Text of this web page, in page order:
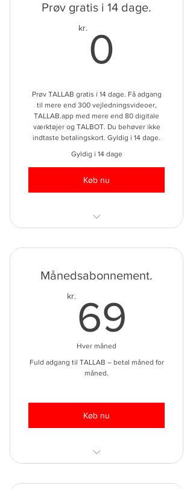
Prøv gratis i 14 dage.
kr. 0
Prøv TALLAB gratis i 14 dage. Få adgang
til mere end 300 vejledningsvideoer,
TALLAB.app med mere end 80 digitale
værktøjer og TALBOT. Du behøver ikke
indtaste betalingskort. Gyldig i 14 dage.
Gyldig i 14 dage
Køb nu
digitale værktøjer
Adgang til TALBOT
TALLAB Talks
Support.
Månedsabonnement.
kr. 69
Hver måned
Fuld adgang til TALLAB – betal måned for
måned.
Køb nu